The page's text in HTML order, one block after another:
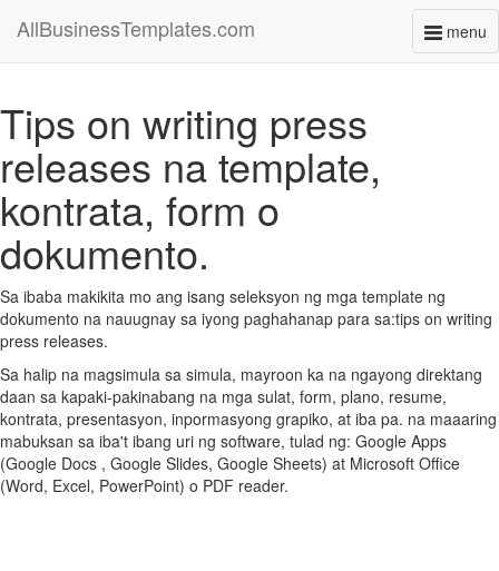
menu
AllBusinessTemplates.com
Tips on writing press
releases na template,
kontrata, form o
dokumento.
Sa ibaba makikita mo ang isang seleksyon ng mga template ng
dokumento na nauugnay sa iyong paghahanap para sa:tips on writing
press releases.
Sa halip na magsimula sa simula, mayroon ka na ngayong direktang
daan sa kapaki-pakinabang na mga sulat, form, plano, resume,
kontrata, presentasyon, inpormasyong grapiko, at iba pa. na maaaring
mabuksan sa iba't ibang uri ng software, tulad ng: Google Apps
(Google Docs , Google Slides, Google Sheets) at Microsoft Office
(Word, Excel, PowerPoint) o PDF reader.